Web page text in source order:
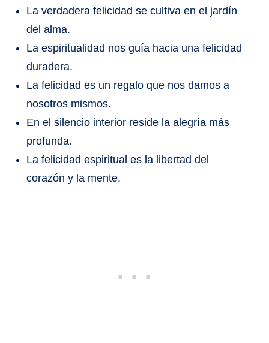
La verdadera felicidad se cultiva en el jardín
del alma.
La espiritualidad nos guía hacia una felicidad
duradera.
La felicidad es un regalo que nos damos a
nosotros mismos.
En el silencio interior reside la alegría más
profunda.
La felicidad espiritual es la libertad del
corazón y la mente.